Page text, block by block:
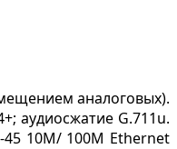
аналоговых).
аудиосжатие G.711u.
45 10M/ 100M Ethernet